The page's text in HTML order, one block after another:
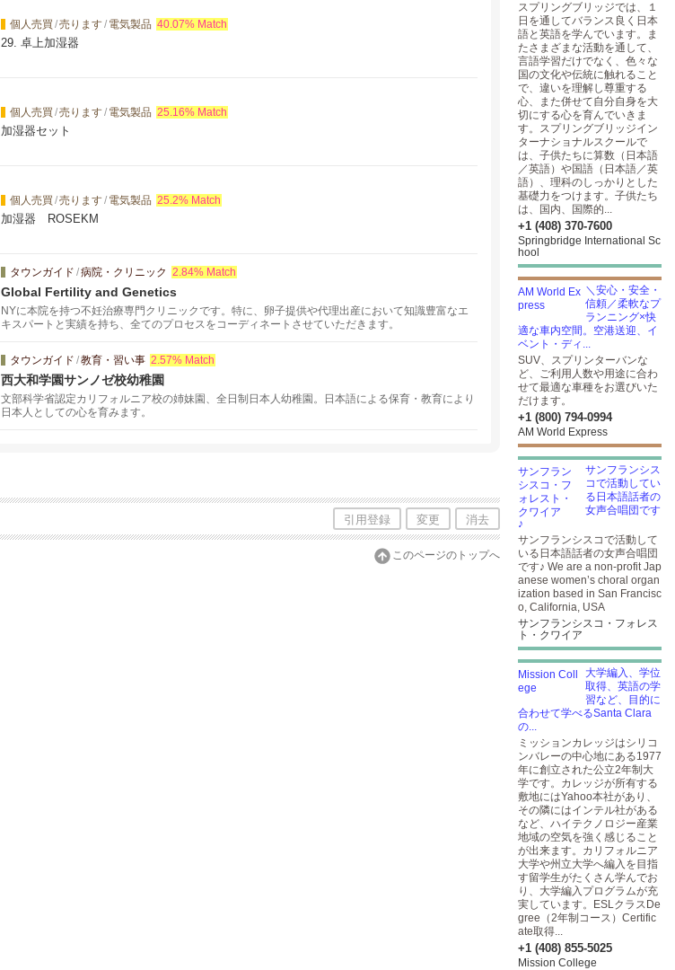
個人売買 /売ります/ 電気製品 40.07% Match
29. 卓上加湿器
個人売買 /売ります/ 電気製品 25.16% Match
加湿器セット
個人売買 /売ります/ 電気製品 25.2% Match
加湿器 ROSEKM
タウンガイド /病院・クリニック 2.84% Match
Global Fertility and Genetics
NYに本院を持つ不妊治療専門クリニックです。特に、卵子提供や代理出産において知識豊富なエ
キスパートと実績を持ち、全てのプロセスをコーディネートさせていただきます。
タウンガイド /教育・習い事 2.57% Match
西大和学園サンノゼ校幼稚園
文部科学省認定カリフォルニア校の姉妹園、全日制日本人幼稚園。日本語による保育・教育により
日本人としての心を育みます。
引用登録 変更 消去
このページのトップへ
スプリングブリッジでは、１
日を通してバランス良く日本
語と英語を学んでいます。ま
たさまざまな活動を通して、
言語学習だけでなく、色々な
国の文化や伝統に触れること
で、違いを理解し尊重する
心、また併せて自分自身を大
切にする心を育んでいきま
す。スプリングブリッジイン
ターナショナルスクールで
は、子供たちに算数（日本語
／英語）や国語（日本語／英
語）、理科のしっかりとした
基礎力をつけます。子供たち
は、国内、国際的...
+1 (408) 370-7600
Springbridge International Sc
hool
＼安心・安全・
信頼／柔軟なプ
ランニング×快
適な車内空間。空港送迎、イ
ベント・ディ...
SUV、スプリンターバンな
ど、ご利用人数や用途に合わ
せて最適な車種をお選びいた
だけます。
+1 (800) 794-0994
AM World Express
サンフランシス
コで活動してい
る日本語話者の
女声合唱団です
♪
サンフランシスコで活動して
いる日本語話者の女声合唱団
です♪ We are a non-profit Jap
anese women’s choral organ
ization based in San Francisc
o, California, USA
サンフランシスコ・フォレス
ト・クワイア
大学編入、学位
取得、英語の学
習など、目的に
合わせて学べるSanta Clara
の...
ミッションカレッジはシリコ
ンバレーの中心地にある1977
年に創立された公立2年制大
学です。カレッジが所有する
敷地にはYahoo本社があり、
その隣にはインテル社がある
など、ハイテクノロジー産業
地域の空気を強く感じること
が出来ます。カリフォルニア
大学や州立大学へ編入を目指
す留学生がたくさん学んでお
り、大学編入プログラムが充
実しています。ESLクラスDe
gree（2年制コース）Certific
ate取得...
+1 (408) 855-5025
Mission College